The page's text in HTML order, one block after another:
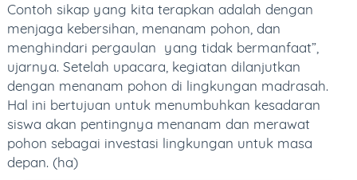
Contoh sikap yang kita terapkan adalah dengan
menjaga kebersihan, menanam pohon, dan
menghindari pergaulan yang tidak bermanfaat”,
ujarnya. Setelah upacara, kegiatan dilanjutkan
dengan menanam pohon di lingkungan madrasah.
Hal ini bertujuan untuk menumbuhkan kesadaran
siswa akan pentingnya menanam dan merawat
pohon sebagai investasi lingkungan untuk masa
depan. (ha)